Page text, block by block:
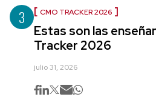
3 CMO TRACKER 2026
Estas son las
Tracker 2026
julio 31, 2026